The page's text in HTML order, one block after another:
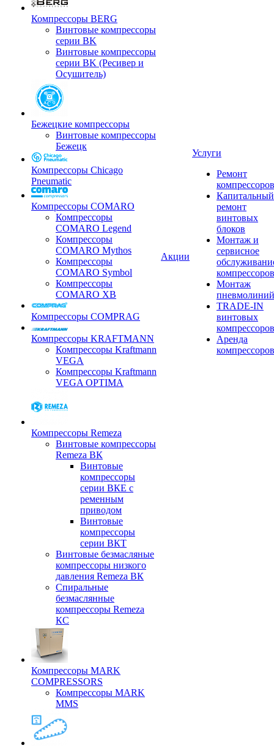
Компрессоры BERG
Винтовые компрессоры
серии BK
Винтовые компрессоры
серии BK (Ресивер и
Осушитель)
Бежецкие компрессоры
Винтовые компрессоры
Бежецк
Компрессоры Chicago
Pneumatic
Компрессоры COMARO
Компрессоры
COMARO Legend
Компрессоры
COMARO Mythos
Компрессоры
COMARO Symbol
Компрессоры
COMARO XB
Компрессоры COMPRAG
Компрессоры KRAFTMANN
Компрессоры Kraftmann
VEGA
Компрессоры Kraftmann
VEGA OPTIMA
Компрессоры Remeza
Винтовые компрессоры
Remeza ВК
Винтовые
компрессоры
серии ВКЕ с
ременным
приводом
Винтовые
компрессоры
серии ВКТ
Винтовые безмасляные
компрессоры низкого
давления Remeza ВК
Спиральные
безмаслянные
компрессоры Remeza
КС
Компрессоры MARK
COMPRESSORS
Компрессоры MARK
MMS
Акции
Услуги
Ремонт
компрессоров
Капитальный
ремонт
винтовых
блоков
Монтаж и
сервисное
компрессоров
Монтаж
пневмолиний
TRADE-IN
винтовых
компрессоров
Аренда
компрессоров